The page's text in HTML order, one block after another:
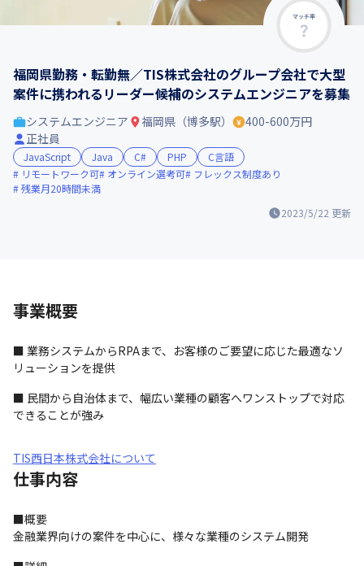
マッチ率
福岡県勤務・転勤無／TIS株式会社のグループ会社で大型
案件に携われるリーダー候補のシステムエンジニアを募集
2023/5/22 更新
システムエンジニア 福岡県（博多駅）
400-600万円
正社員
JavaScript Java C# PHP
C言語
リモートワーク可
オンライン選考可
フレックス制度あり
残業月20時間未満
事業概要
■ 業務システムからRPAまで、お客様のご要望に応じた最適なソ
リューションを提供
■ 民間から自治体まで、幅広い業種の顧客へワンストップで対応
できることが強み
TIS西日本株式会社について
仕事内容
■概要
金融業界向けの案件を中心に、様々な業種のシステム開発